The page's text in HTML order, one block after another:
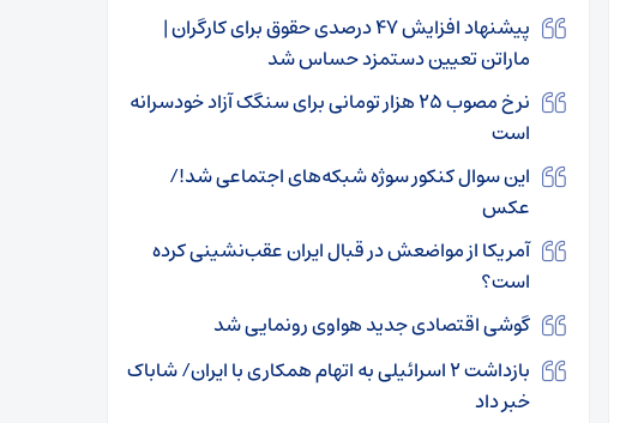
پیشنهاد افزایش ۴۷ درصدی حقوق برای کارگران |
ماراتن تعیین دستمزد حساس شد
نرخ مصوب ۲۵ هزار تومانی برای سنگک آزاد خودسرانه
است
این سوال کنکور سوژه شبکه‌های اجتماعی شد!/
عکس
آمریکا از مواضعش در قبال ایران عقب‌نشینی کرده
است؟
گوشی اقتصادی جدید هواوی رونمایی شد
بازداشت ۲ اسرائیلی به اتهام همکاری با ایران/ شاباک
خبر داد